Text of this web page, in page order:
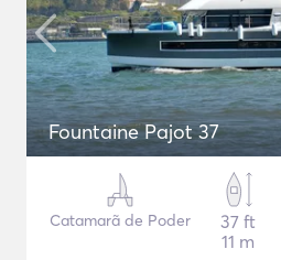
Fountaine Pajot 37
Catamarã de Poder
37 ft
11 m